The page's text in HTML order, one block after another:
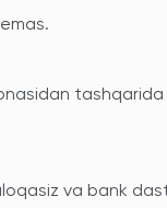
va bank